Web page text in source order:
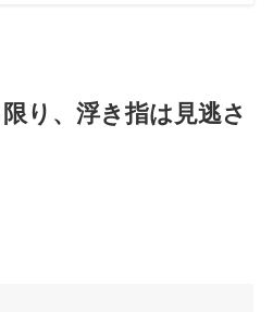
り、浮き指は見逃さ